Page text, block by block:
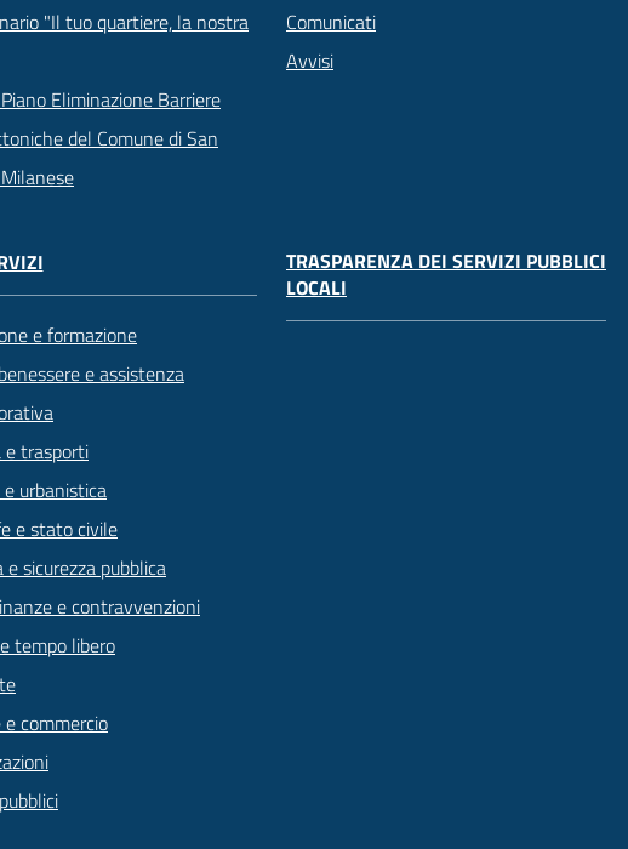
"Il tuo quartiere, la nostra
Eliminazione Barriere
del Comune di San
Comunicati
Avvisi
e formazione
e assistenza
e trasporti
urbanistica
e stato civile
e sicurezza pubblica
e contravvenzioni
tempo libero
e commercio
TRASPARENZA DEI SERVIZI PUBBLICI
LOCALI